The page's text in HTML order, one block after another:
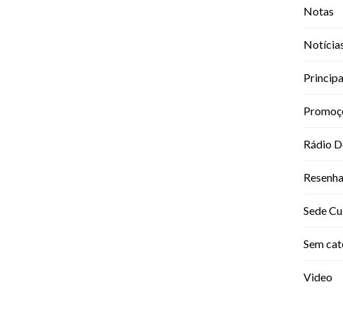
Notas
Rádio
Sede
Sem
Video